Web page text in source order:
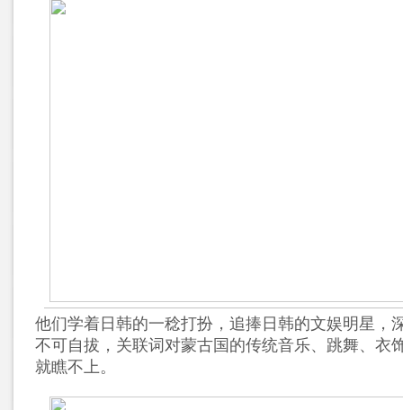
他们学着日韩的一稔打扮，追捧日韩的文娱明星，
不可自拔，关联词对蒙古国的传统音乐、跳舞、衣
就瞧不上。